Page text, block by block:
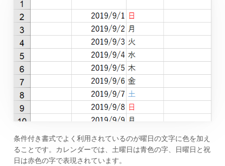
条件付き書式でよく利用されているのが曜日の文字に色を加え
ることです。カレンダーでは、土曜日は青色の字、日曜日と祝
日は赤色の字で表現されています。